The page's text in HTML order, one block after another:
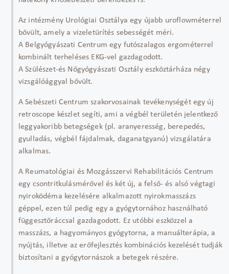
Az intézmény Urológiai Osztálya egy újabb uroflowméterrel
bővült, amely a vizeletürítés sebességét méri.
A Belgyógyászati Centrum egy futószalagos ergométerrel
kombinált terheléses EKG-vel gazdagodott.
A Szülészet-és Nőgyógyászati Osztály eszköztárháza négy
vizsgálóággyal bővült.
A Sebészeti Centrum szakorvosainak tevékenységét egy új
retroscope készlet segíti, ami a végbél területén jelentkező
leggyakoribb betegségek (pl. aranyeresség, berepedés,
gyulladás, végbél fájdalmak, daganatgyanú) vizsgálatára
alkalmas.
A Reumatológiai és Mozgásszervi Rehabilitációs Centrum
egy csontritkulásmérővel és két új, a felső- és alsó végtagi
nyiroködéma kezelésére alkalmazott nyirokmasszázs
géppel, ezen túl pedig egy a gyógytornához használható
függesztőráccsal gazdagodott. Ez utóbbi eszközzel a
masszázs, a hagyományos gyógytorna, a manuálterápia, a
nyújtás, illetve az erőfejlesztés kombinációs kezelését tudják
biztosítani a gyógytornászok a betegek részére.